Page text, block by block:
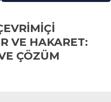
VE HAKARET:
ÇÖZÜM